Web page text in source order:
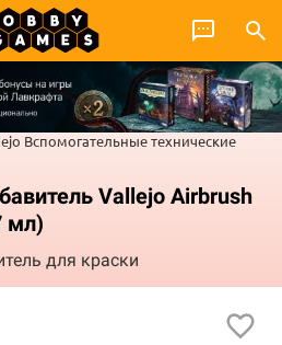
Вспомогательные технические
Vallejo Airbrush
мл)
для краски